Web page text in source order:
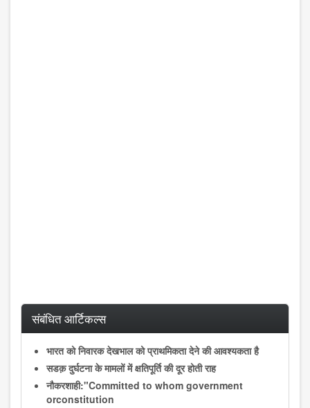
संबंधित आर्टिकल्स
भारत को निवारक देखभाल को प्राथमिकता देने की आवश्यकता है
सडक़ दुर्घटना के मामलों में क्षतिपूर्ति की दूर होती राह
नौकरशाही:"Committed to whom government
orconstitution